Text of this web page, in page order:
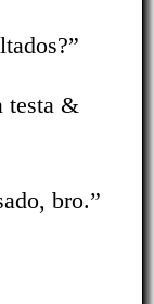
testa &
bro.”